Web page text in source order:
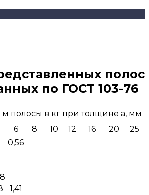
полос
по ГОСТ 103-76
м полосы в кг при толщине a, мм
6 8 10 12 16 20
25
0,56
1,41